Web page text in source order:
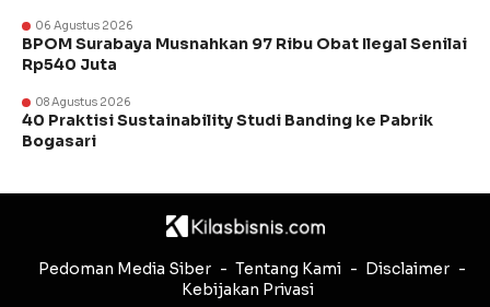
06 Agustus 2026
BPOM Surabaya Musnahkan 97 Ribu Obat Ilegal Senilai
Rp540 Juta
08 Agustus 2026
40 Praktisi Sustainability Studi Banding ke Pabrik
Bogasari
Pedoman Media Siber Tentang Kami
Disclaimer
Kebijakan Privasi